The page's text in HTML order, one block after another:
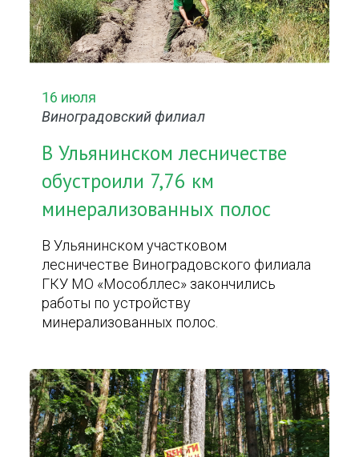
16 июля
Виноградовский филиал
В Ульянинском лесничестве
обустроили 7,76 км
минерализованных полос
В Ульянинском участковом
лесничестве Виноградовского филиала
ГКУ МО «Мособллес» закончились
работы по устройству
минерализованных полос.